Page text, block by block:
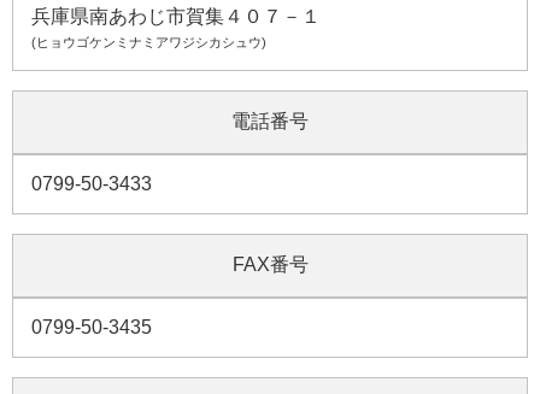
兵庫県南あわじ市賀集４０７－１
(ヒョウゴケンミナミアワジシカシュウ)
電話番号
0799-50-3433
FAX番号
0799-50-3435